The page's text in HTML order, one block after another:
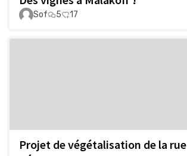
Sof
5 17
Projet de végétalisation de la rue